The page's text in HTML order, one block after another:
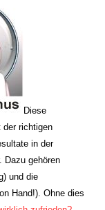
Diese
der richtigen
in der
Dazu gehören
und die
Hand!). Ohne dies